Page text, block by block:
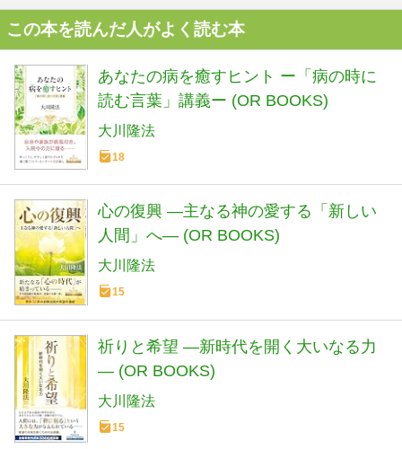
この本を読んだ人がよく読む本
あなたの病を癒すヒント ー「病の時に
読む言葉」講義ー (OR BOOKS)
大川隆法
18
心の復興 ―主なる神の愛する「新しい
人間」へ― (OR BOOKS)
大川隆法
15
祈りと希望 ―新時代を開く大いなる力
― (OR BOOKS)
大川隆法
15